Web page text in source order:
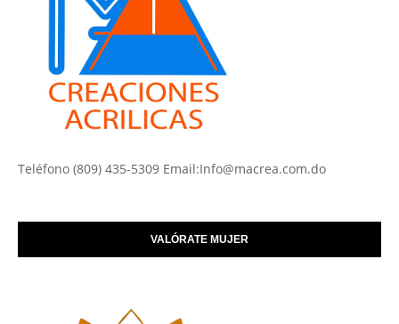
Teléfono (809) 435-5309 Email:Info@macrea.com.do
VALÓRATE MUJER